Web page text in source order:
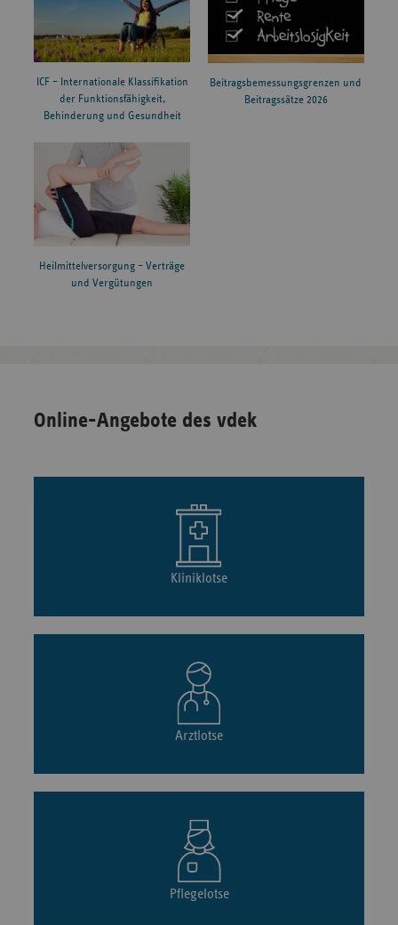
ICF – Internationale Klassifikation
der Funktionsfähigkeit,
Behinderung und Gesundheit
Beitragsbemessungsgrenzen und
Beitragssätze 2026
Heilmittelversorgung – Verträge
und Vergütungen
Online-Angebote des vdek
Kliniklotse
Arztlotse
Pflegelotse